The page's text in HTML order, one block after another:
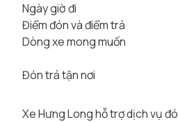
Ngày giờ đi
Điểm đón và điểm trả
Dòng xe mong muốn
Đón trả tận nơi
Xe Hưng Long hỗ trợ dịch vụ